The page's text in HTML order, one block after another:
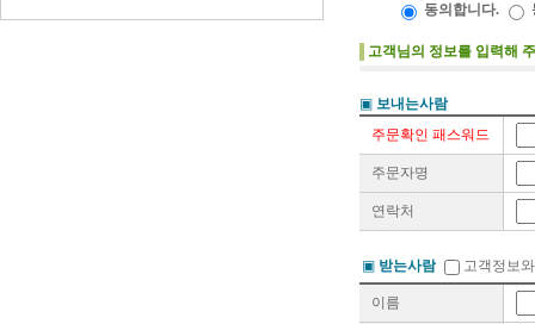
동의합니다.
고객님의 정보를 입력해
▣ 보내는사람
주문확인 패스워드
주문자명
연락처
▣ 받는사람 고객정보
이름